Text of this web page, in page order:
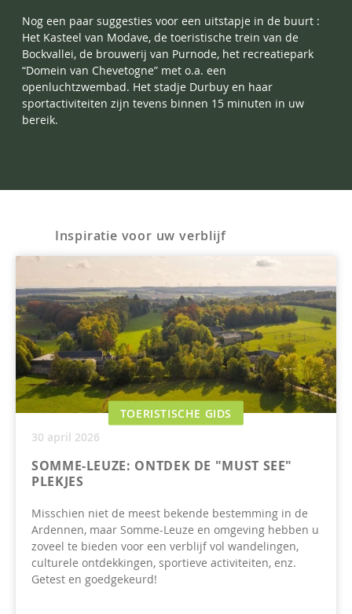
Nog een paar suggesties voor een uitstapje in de buurt :
Het Kasteel van Modave, de toeristische trein van de
Bockvallei, de brouwerij van Purnode, het recreatiepark
“Domein van Chevetogne” met o.a. een
openluchtzwembad. Het stadje Durbuy en haar
sportactiviteiten zijn tevens binnen 15 minuten in uw
bereik.
Inspiratie voor uw verblijf
TOERISTISCHE GIDS
30 april 2026
SOMME-LEUZE: ONTDEK DE "MUST SEE"
PLEKJES
Misschien niet de meest bekende bestemming in de
Ardennen, maar Somme-Leuze en omgeving hebben u
zoveel te bieden voor een verblijf vol wandelingen,
culturele ontdekkingen, sportieve activiteiten, enz.
Getest en goedgekeurd!